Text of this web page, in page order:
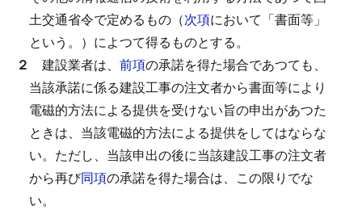
土交通省令で定めるもの（次項において「書面等」
という。）によつて得るものとする。
２ 建設業者は、 前項の承諾を得た場合であつても、
当該承諾に係る建設工事の注文者から書面等により
電磁的方法による提供を受けない旨の申出があつた
ときは、当該電磁的方法による提供をしてはならな
い。 ただし、当該申出の後に当該建設工事の注文者
から再び同項の承諾を得た場合は、この限りでな
い。